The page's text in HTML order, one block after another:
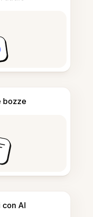
bozze
con AI